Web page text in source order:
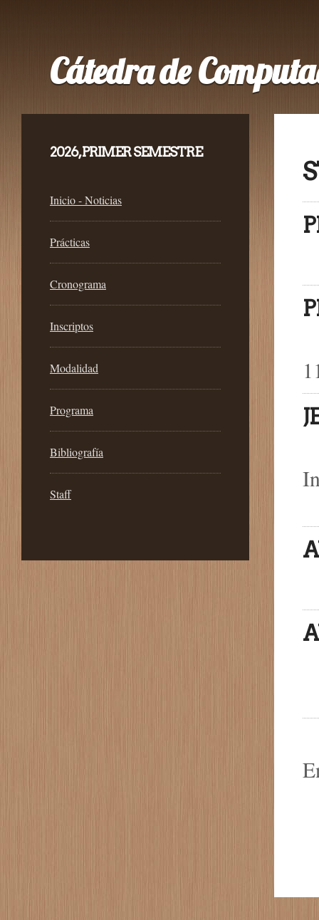
Cátedra de
2026, PRIMER SEMESTRE
Inicio - Noticias
Prácticas
Cronograma
Inscriptos
Modalidad
Programa
Bibliografía
Staff